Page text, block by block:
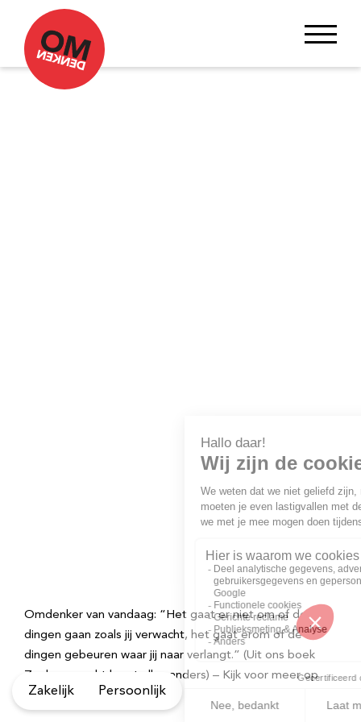
Omdenker van vandaag: “Het gaat er niet om of de
dingen gaan zoals jij verwacht, het gaat erom of de
dingen gebeuren waar jij naar verlangt.” (Uit ons boek
Zoals verwacht loopt alles anders) – Kijk voor meer op
Omdenken.nl
Zakelijk Persoonlijk